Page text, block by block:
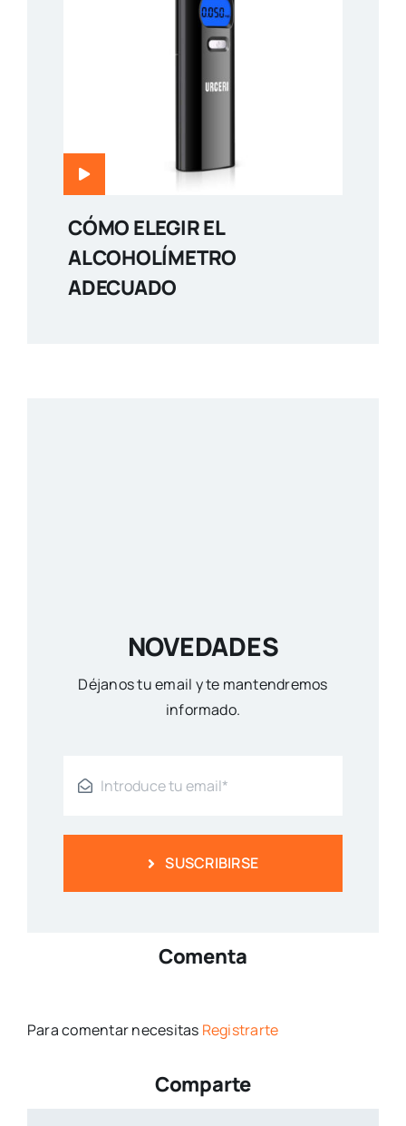
CÓMO ELEGIR EL
ALCOHOLÍMETRO
ADECUADO
NOVEDADES
Déjanos tu email y te mantendremos
informado.
SUSCRIBIRSE
Comenta
Para comentar necesitas Registrarte
Comparte